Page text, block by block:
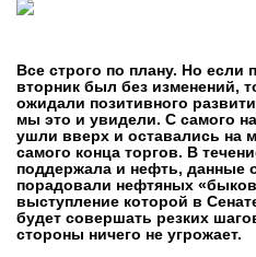
Мероприятия
Новости
Интервью
Все строго по плану. Но если
вторник был без изменений,
ожидали позитивного
мы это и увидели. С самого
ушли вверх и оставались на
самого конца торгов. В
поддержала и нефть, данные
порадовали нефтяных
выступление которой в
будет совершать резких
стороны ничего не угрожает.